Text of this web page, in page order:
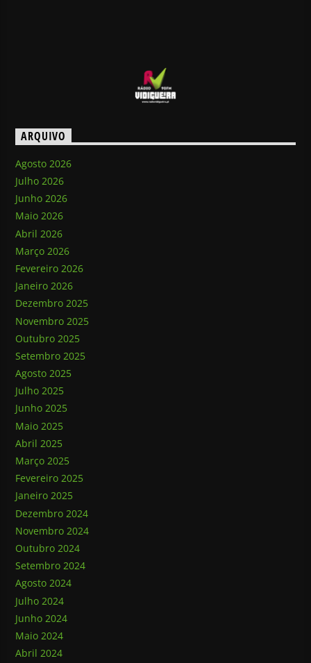
ARQUIVO
Agosto 2026
Julho 2026
Junho 2026
Maio 2026
Abril 2026
Março 2026
Fevereiro 2026
Janeiro 2026
Dezembro 2025
Novembro 2025
Outubro 2025
Setembro 2025
Agosto 2025
Julho 2025
Junho 2025
Maio 2025
Abril 2025
Março 2025
Fevereiro 2025
Janeiro 2025
Dezembro 2024
Novembro 2024
Outubro 2024
Setembro 2024
Agosto 2024
Julho 2024
Junho 2024
Maio 2024
Abril 2024